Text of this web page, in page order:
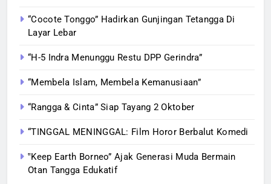
“Cocote Tonggo” Hadirkan Gunjingan Tetangga Di
Layar Lebar
“H-5 Indra Menunggu Restu DPP Gerindra”
“Membela Islam, Membela Kemanusiaan”
“Rangga & Cinta” Siap Tayang 2 Oktober
“TINGGAL MENINGGAL: Film Horor Berbalut Komedi
‟Keep Earth Borneo” Ajak Generasi Muda Bermain
Otan Tangga Edukatif